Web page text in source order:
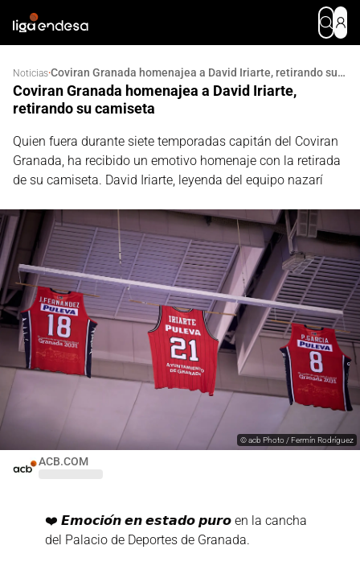
Noticias· Coviran Granada homenajea a David Iriarte, retirando su camiseta
Coviran Granada homenajea a David Iriarte,
retirando su camiseta
Quien fuera durante siete temporadas capitán del Coviran
Granada, ha recibido un emotivo homenaje con la retirada
de su camiseta. David Iriarte, leyenda del equipo nazarí
ACB.COM
©acb Photo / Fermín Rodríguez
❤️ 𝙀𝙢𝙤𝙘𝙞𝙤́𝙣 𝙚𝙣 𝙚𝙨𝙩𝙖𝙙𝙤 𝙥𝙪𝙧𝙤 en la cancha
del Palacio de Deportes de Granada.